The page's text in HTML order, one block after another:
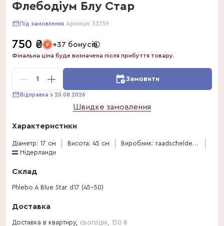
Флебодіум Блу Стар
Під замовлення Артикул: 33739
750 ₴ +37 бонусів
Фінальна ціна буде визначена після прибуття товару.
1 Замовити
Відправка з 20.08.2026
Швидке замовлення
Характеристики
Діаметр: 17 см Висота: 45 см
Виробник: raadschelders-varens
Нідерланди
Склад
Phlebo A Blue Star d17 (45-50)
Доставка
Доставка в квартиру, сьогодні 150 ₴